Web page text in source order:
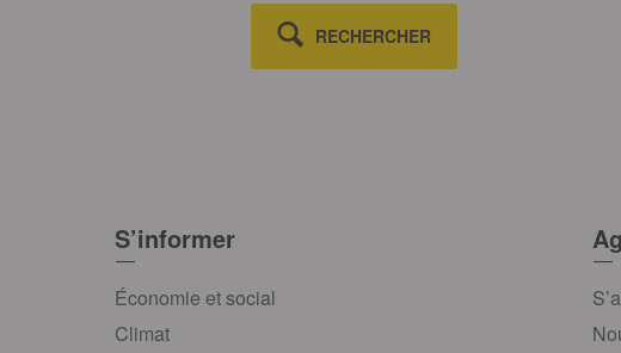
RECHERCHER
S’informer
Économie et social
Climat